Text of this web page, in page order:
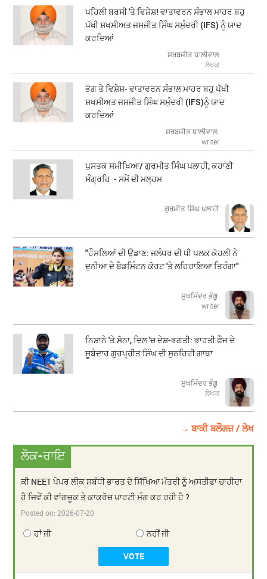
ਪਹਿਲੀ ਬਰਸੀ 'ਤੇ ਵਿਸ਼ੇਸ਼! ਵਾਤਾਵਰਨ ਸੰਭਾਲ ਮਾਹਰ ਬਹੁ
ਪੱਖੀ ਸ਼ਖਸੀਅਤ ਜਸਜੀਤ ਸਿੰਘ ਸਮੁੰਦਰੀ (IFS) ਨੂੰ ਯਾਦ
ਕਰਦਿਆਂ
ਸਰਬਜੀਤ ਧਾਲੀਵਾਲ
ਲੇਖਕ
ਭੋਗ ਤੇ ਵਿਸ਼ੇਸ਼- ਵਾਤਾਵਰਨ ਸੰਭਾਲ ਮਾਹਰ ਬਹੁ ਪੱਖੀ
ਸ਼ਖਸੀਅਤ ਜਸਜੀਤ ਸਿੰਘ ਸਮੁੰਦਰੀ (IFS)ਨੂੰ ਯਾਦ
ਕਰਦਿਆਂ
ਸਰਬਜੀਤ ਧਾਲੀਵਾਲ
writer
ਪੁਸਤਕ ਸਮੀਖਿਆ/ ਗੁਰਮੀਤ ਸਿੰਘ ਪਲਾਹੀ, ਕਹਾਣੀ
ਸੰਗ੍ਰਹਿ - ਸਮੇਂ ਦੀ ਮਲ੍ਹਮ
ਗੁਰਮੀਤ ਸਿੰਘ ਪਲਾਹੀ
"ਹੌਸਲਿਆਂ ਦੀ ਉਡਾਣ: ਜਲੰਧਰ ਦੀ ਧੀ ਪਲਕ ਕੋਹਲੀ ਨੇ
ਦੁਨੀਆ ਦੇ ਬੈਡਮਿੰਟਨ ਕੋਰਟ 'ਤੇ ਲਹਿਰਾਇਆ ਤਿਰੰਗਾ"
ਸੁਖਮਿੰਦਰ ਭੰਗੂ
writer
ਨਿਸ਼ਾਨੇ 'ਤੇ ਸੋਨਾ, ਦਿਲ 'ਚ ਦੇਸ਼-ਭਗਤੀ: ਭਾਰਤੀ ਫੌਜ ਦੇ
ਸੂਬੇਦਾਰ ਗੁਰਪ੍ਰੀਤ ਸਿੰਘ ਦੀ ਸੁਨਹਿਰੀ ਗਾਥਾ
ਸੁਖਮਿੰਦਰ ਭੰਗੂ
ਲੇਖਕ
→ ਬਾਕੀ ਬਲੌਗਜ਼ / ਲੇਖ
ਲੋਕ-ਰਾਇ
ਕੀ NEET ਪੇਪਰ ਲੀਕ ਸਬੰਧੀ ਭਾਰਤ ਦੇ ਸਿੱਖਿਆ ਮੰਤਰੀ ਨੂੰ ਅਸਤੀਫਾ ਚਾਹੀਦਾ
ਹੈ ਜਿਵੇਂ ਕੀ ਵਾਂਗਚੂਕ ਤੇ ਕਾਕਰੋਚ ਪਾਰਟੀ ਮੰਗ ਕਰ ਰਹੀ ਹੈ ?
Posted on:2026-07-20
ਹਾਂ ਜੀ ਨਹੀਂ ਜੀ